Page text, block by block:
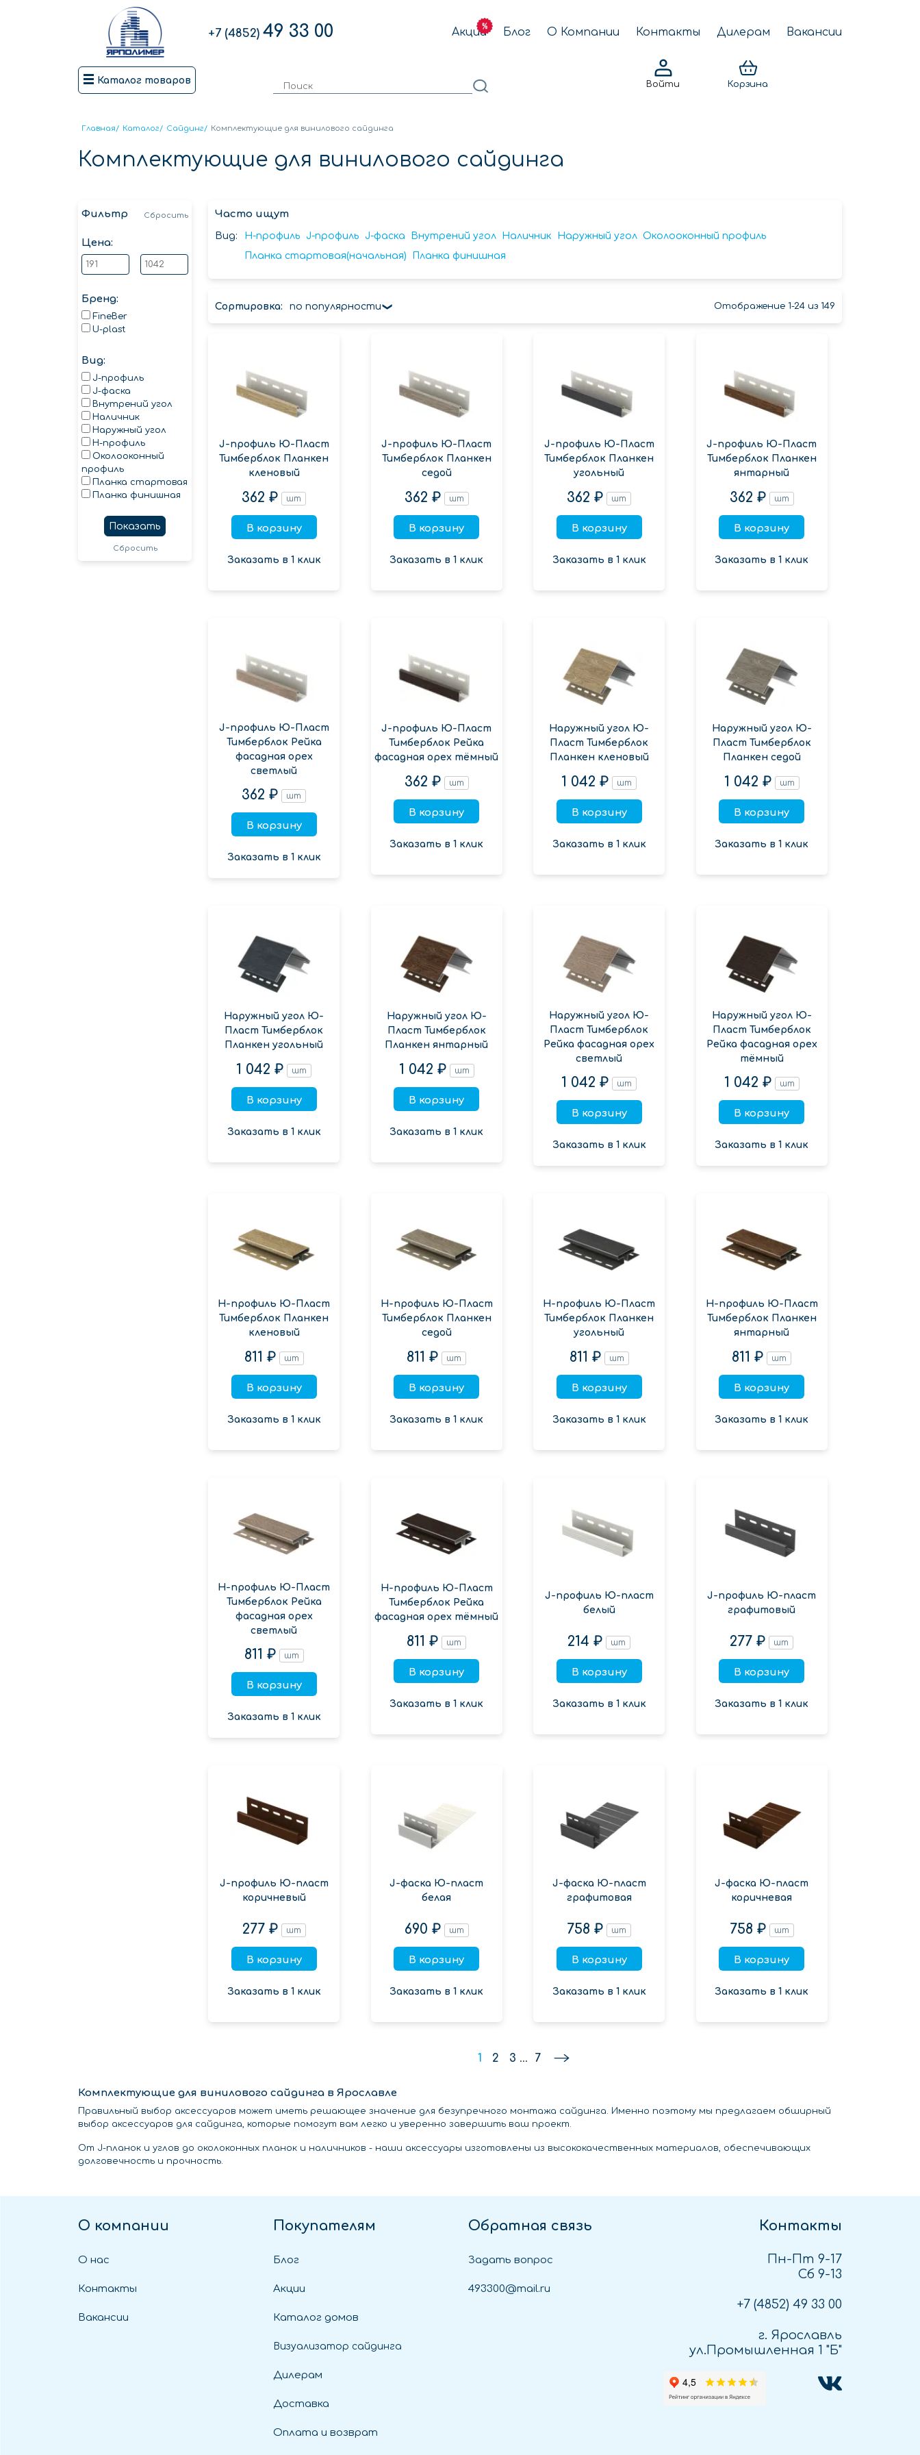
+7 (4852) 49 33 00 Акции Блог О Компании Контакты Дилерам Вакансии
Каталог товаров Войти Корзина
Главная/ Каталог/ Сайдинг/ Комплектующие для винилового сайдинга
Комплектующие для винилового сайдинга
Фильтр Сбросить
Цена:
Бренд:
FineBer
U-plast
Вид:
J-профиль
J-фаска
Внутрений угол
Наличник
Наружный угол
Н-профиль
Околооконный
профиль
Планка стартовая
Планка финишная
Показать
Сбросить
Часто ищут
Вид: H-профиль J-профиль J-фаска Внутрений угол Наличник Наружный угол Околооконный профиль
Планка стартовая(начальная)
Планка финишная
Сортировка: по популярности Отображение 1-24 из 149
J-профиль Ю-Пласт
Тимберблок Планкен
кленовый
362 ₽ шт
В корзину
Заказать в 1 клик
J-профиль Ю-Пласт
Тимберблок Планкен
седой
362 ₽ шт
В корзину
Заказать в 1 клик
J-профиль Ю-Пласт
Тимберблок Планкен
угольный
362 ₽ шт
В корзину
Заказать в 1 клик
J-профиль Ю-Пласт
Тимберблок Планкен
янтарный
362 ₽ шт
В корзину
Заказать в 1 клик
J-профиль Ю-Пласт
Тимберблок Рейка
фасадная орех
светлый
362 ₽ шт
В корзину
Заказать в 1 клик
J-профиль Ю-Пласт
Тимберблок Рейка
фасадная орех тёмный
362 ₽ шт
В корзину
Заказать в 1 клик
Наружный угол Ю-
Пласт Тимберблок
Планкен кленовый
1 042 ₽ шт
В корзину
Заказать в 1 клик
Наружный угол Ю-
Пласт Тимберблок
Планкен седой
1 042 ₽ шт
В корзину
Заказать в 1 клик
Наружный угол Ю-
Пласт Тимберблок
Планкен угольный
1 042 ₽ шт
В корзину
Заказать в 1 клик
Наружный угол Ю-
Пласт Тимберблок
Планкен янтарный
1 042 ₽ шт
В корзину
Заказать в 1 клик
Наружный угол Ю-
Пласт Тимберблок
Рейка фасадная орех
светлый
1 042 ₽ шт
В корзину
Заказать в 1 клик
Наружный угол Ю-
Пласт Тимберблок
Рейка фасадная орех
тёмный
1 042 ₽ шт
В корзину
Заказать в 1 клик
Н-профиль Ю-Пласт
Тимберблок Планкен
кленовый
811 ₽ шт
В корзину
Заказать в 1 клик
Н-профиль Ю-Пласт
Тимберблок Планкен
седой
811 ₽ шт
В корзину
Заказать в 1 клик
Н-профиль Ю-Пласт
Тимберблок Планкен
угольный
811 ₽ шт
В корзину
Заказать в 1 клик
Н-профиль Ю-Пласт
Тимберблок Планкен
янтарный
811 ₽ шт
В корзину
Заказать в 1 клик
Н-профиль Ю-Пласт
Тимберблок Рейка
фасадная орех
светлый
811 ₽ шт
В корзину
Заказать в 1 клик
Н-профиль Ю-Пласт
Тимберблок Рейка
фасадная орех тёмный
811 ₽ шт
В корзину
Заказать в 1 клик
J-профиль Ю-пласт
белый
214 ₽ шт
В корзину
Заказать в 1 клик
J-профиль Ю-пласт
графитовый
277 ₽ шт
В корзину
Заказать в 1 клик
J-профиль Ю-пласт
коричневый
277 ₽ шт
В корзину
Заказать в 1 клик
J-фаска Ю-пласт
белая
690 ₽ шт
В корзину
Заказать в 1 клик
J-фаска Ю-пласт
графитовая
758 ₽ шт
В корзину
Заказать в 1 клик
J-фаска Ю-пласт
коричневая
758 ₽ шт
В корзину
Заказать в 1 клик
1 2 3 ... 7
Комплектующие для винилового сайдинга в Ярославле
Правильный выбор аксессуаров может иметь решающее значение для безупречного монтажа сайдинга. Именно поэтому мы предлагаем обширный
выбор аксессуаров для сайдинга, которые помогут вам легко и уверенно завершить ваш проект.
От J-планок и углов до околоконных планок и наличников - наши аксессуары изготовлены из высококачественных материалов, обеспечивающих
долговечность и прочность.
О компании
О нас
Контакты
Вакансии
Покупателям
Блог
Акции
Каталог домов
Визуализатор сайдинга
Дилерам
Доставка
Оплата и возврат
Обратная связь
Задать вопрос
493300@mail.ru
Контакты
Пн-Пт 9-17
Сб 9-13
+7 (4852) 49 33 00
г. Ярославль
ул.Промышленная 1 "Б"